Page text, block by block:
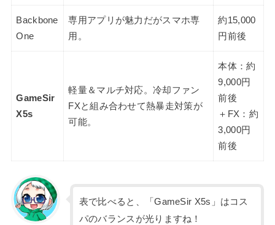
Backbone
One
専用アプリが魅力だがスマホ専
用。
約15,000
円前後
GameSir
X5s
軽量＆マルチ対応。冷却ファン
FXと組み合わせて熱暴走対策が
可能。
本体：約
9,000円
前後
＋FX：約
3,000円
前後
表で比べると、「GameSir X5s」はコス
パのバランスが光りますね！